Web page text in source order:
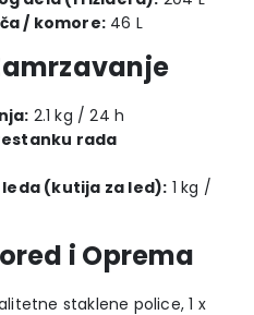
/ komore: 46 L
2.1 kg / 24 h
rada
(kutija za led): 1 kg /
i Oprema
staklene police, 1 x